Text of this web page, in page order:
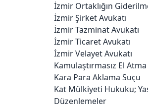
İzmir Ortaklığın
İzmir Şirket Avukatı
İzmir Tazminat Avukatı
İzmir Ticaret Avukatı
İzmir Velayet Avukatı
Kamulaştırmasız El Atma
Kara Para Aklama Suçu
Kat Mülkiyeti Hukuku;
Düzenlemeler